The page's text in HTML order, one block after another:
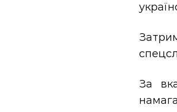
За